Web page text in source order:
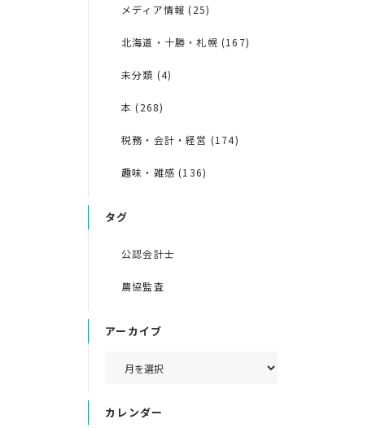
メディア情報 (25)
北海道・十勝・札幌 (167)
未分類 (4)
本 (268)
税務・会計・経営 (174)
趣味・雑感 (136)
タグ
公認会計士
農協監査
アーカイブ
カレンダー